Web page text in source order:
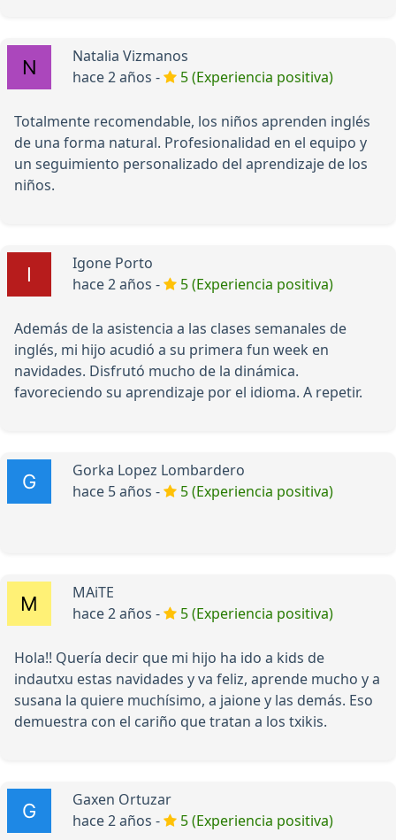
Natalia Vizmanos
hace 2 años -
5 (Experiencia positiva)
Totalmente recomendable, los niños aprenden inglés
de una forma natural. Profesionalidad en el equipo y
un seguimiento personalizado del aprendizaje de los
niños.
Igone Porto
hace 2 años -
5 (Experiencia positiva)
Además de la asistencia a las clases semanales de
inglés, mi hijo acudió a su primera fun week en
navidades. Disfrutó mucho de la dinámica.
favoreciendo su aprendizaje por el idioma. A repetir.
Gorka Lopez Lombardero
hace 5 años -
5 (Experiencia positiva)
MAiTE
hace 2 años -
5 (Experiencia positiva)
Hola!! Quería decir que mi hijo ha ido a kids de
indautxu estas navidades y va feliz, aprende mucho y a
susana la quiere muchísimo, a jaione y las demás. Eso
demuestra con el cariño que tratan a los txikis.
Gaxen Ortuzar
hace 2 años -
5 (Experiencia positiva)